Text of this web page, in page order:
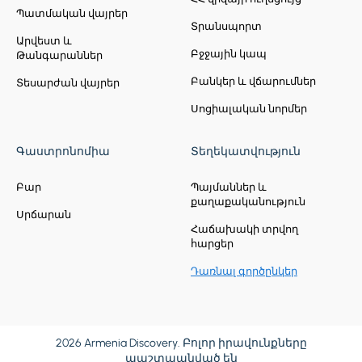
Դիլիջանի ազգային պարկի խիտ
անտառներում ։ Շրջապատված
կանաչապատ և Լեռնային
լանդշաֆտներով ՝ այն կատարյալ է
հանգստի, զբոսանքի և գեղեցիկ
լուսանկարների համար: Հյուրերը
կարող են նաև նավակ վարձել կամ
Գոշավանք
կենտրոններից է Գոշավանքը, որն իր
Պատմական վայրեր
Արվեստ և
Թանգարաններ
Տեսարժան վայրեր
Տրանսպորտ
Բջջային կապ
Բանկեր և վճարումներ
Սոցիալական նորմեր
Գաստրոնոմիա
Բար
Սրճարան
Տեղեկատվություն
Պայմաններ և
քաղաքականություն
Հաճախակի տրվող
հարցեր
Դառնալ գործընկեր
2026 Armenia Discovery. Բոլոր իրավունքները
պաշտպանված են